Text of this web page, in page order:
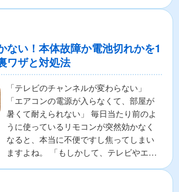
ない！本体故障か電池切れかを1
ワザと対処法
「テレビのチャンネルが変わらない」
「エアコンの電源が入らなくて、部屋が
暑くて耐えられない」 毎日当たり前のよ
うに使っているリモコンが突然効かなく
なると、本当に不便ですし焦ってしまい
ますよね。 「もしかして、テレビやエア